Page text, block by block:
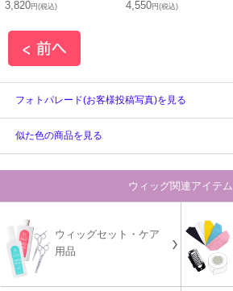
3,820円(税込) 4,550円(税込)
フォトパレード(お客様投稿写真)を見る
似た色の商品を見る
ウィッグ関連アイテム
ウィッグセット・ケア
用品